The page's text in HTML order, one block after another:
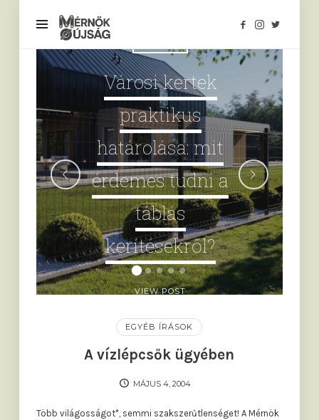
Mérnökújság
Városi kertek
praktikus
határolása: mit
érdemes tudni a
táblás
kerítésekről?
VIEW POST
EGYÉB ÍRÁSOK
A vízlépcsők ügyében
MÁJUS 4, 2004
Több világosságot*, semmi szakszerűtlenséget! A Mérnök